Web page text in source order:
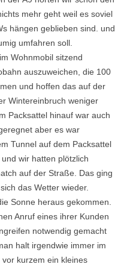
mehr geht weil es soviel
hängen geblieben sind. und
umfahren soll.
Wohnmobil sitzend
auszuweichen, die 100
und hoffen das auf der
Wintereinbruch weniger
Packsattel hinauf war auch
aber es war
Tunnel auf dem Packsattel
wir hatten plötzlich
auf der Straße. Das ging
das Wetter wieder.
Sonne heraus gekommen.
Anruf eines ihrer Kunden
notwendig gemacht
halt irgendwie immer im
kurzem ein kleines